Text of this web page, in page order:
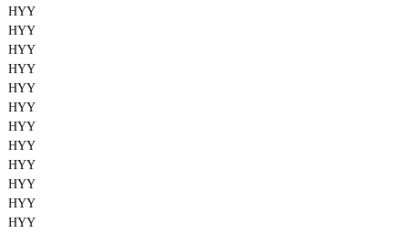
HYY
HYY
HYY
HYY
HYY
HYY
HYY
HYY
HYY
HYY
HYY
HYY